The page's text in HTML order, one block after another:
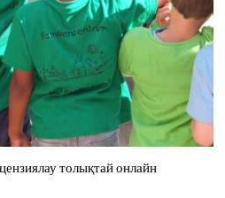
толықтай онлайн